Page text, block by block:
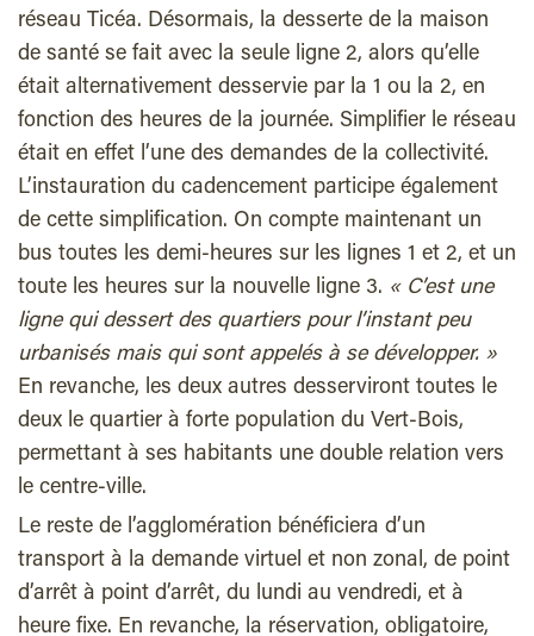
réseau Ticéa. Désormais, la desserte de la maison
de santé se fait avec la seule ligne 2, alors qu’elle
était alternativement desservie par la 1 ou la 2, en
fonction des heures de la journée. Simplifier le réseau
était en effet l’une des demandes de la collectivité.
L’instauration du cadencement participe également
de cette simplification. On compte maintenant un
bus toutes les demi-heures sur les lignes 1 et 2, et un
toute les heures sur la nouvelle ligne 3. « C’est une
ligne qui dessert des quartiers pour l’instant peu
urbanisés mais qui sont appelés à se développer. »
En revanche, les deux autres desserviront toutes le
deux le quartier à forte population du Vert-Bois,
permettant à ses habitants une double relation vers
le centre-ville.
Le reste de l’agglomération bénéficiera d’un
transport à la demande virtuel et non zonal, de point
d’arrêt à point d’arrêt, du lundi au vendredi, et à
heure fixe. En revanche, la réservation, obligatoire,